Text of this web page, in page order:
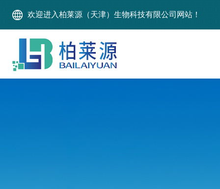
欢迎进入柏莱源（天津）生物科技有限公司网站！